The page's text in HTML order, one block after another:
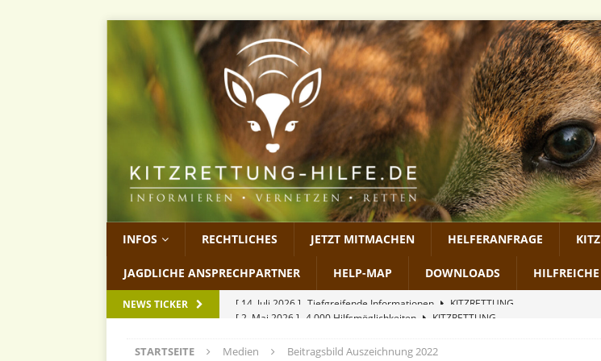
INFOS RECHTLICHES JETZT MITMACHEN HELFERANFRAGE
JAGDLICHE ANSPRECHPARTNER HELP-MAP DOWNLOADS
NEWS TICKER [ 2. Mai 2026 ] 4.000 Hilfsmöglichkeiten
KITZRETTUNG
[ 27. März 2026 ] KitzCon 2026
MEDIEN
STARTSEITE Medien Beitragsbild Auszeichnung 2022